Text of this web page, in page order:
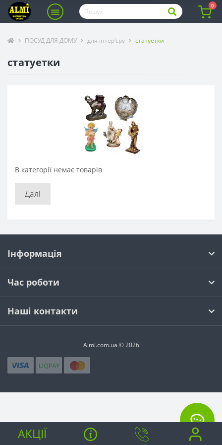
0
ПОСУД ДЛЯ ДОМУ для інтер'єру статуетки
статуетки
В категорії немає товарів
Далі
Інформація
Час роботи
Наші контакти
Almi.com.ua © 2026
АКЦІЇ